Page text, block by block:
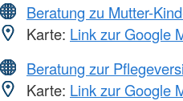
Beratung zu Mutter-
Karte: Link zur Google
Beratung zur
Karte: Link zur Google